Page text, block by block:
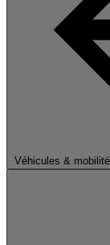
Véhicules & mobilité